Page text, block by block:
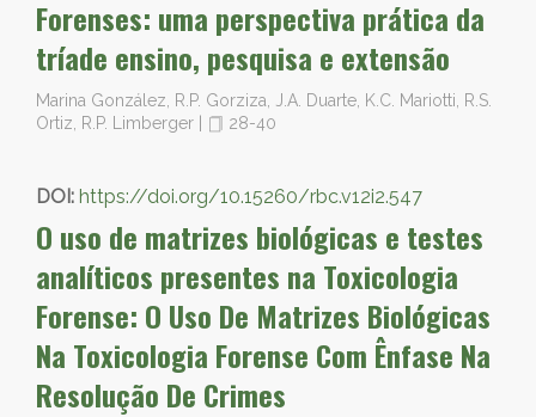
Forenses: uma perspectiva prática da
tríade ensino, pesquisa e extensão
Marina González, R.P. Gorziza, J.A. Duarte, K.C. Mariotti, R.S.
Ortiz, R.P. Limberger
28-40
DOI: https://doi.org/10.15260/rbc.v12i2.547
O uso de matrizes biológicas e testes
analíticos presentes na Toxicologia
Forense: O Uso De Matrizes Biológicas
Na Toxicologia Forense Com Ênfase Na
Resolução De Crimes